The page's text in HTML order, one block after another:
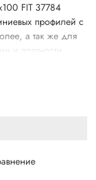
FIT 37784
профилей с
а так же для
и плотности.
стали, а